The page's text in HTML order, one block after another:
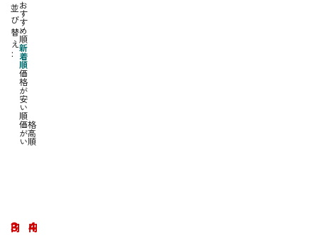
並
び
替
え
お
す
す
め
順
新
着
順
価
格
が
安
い
順
価格
が高
い順
ス
3
円
ラ
4
円